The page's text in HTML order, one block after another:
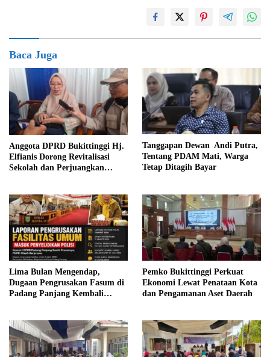
Baca Juga
Anggota DPRD Bukittinggi Hj.
Elfianis Dorong Revitalisasi
Sekolah dan Perjuangkan
Tanggapan Dewan Andi Putra,
Tentang PDAM Mati, Warga
Tetap Ditagih Bayar
Lima Bulan Mengendap,
Dugaan Pengrusakan Fasum di
Padang Panjang Kembali
Pemko Bukittinggi Perkuat
Ekonomi Lewat Penataan Kota
dan Pengamanan Aset Daerah